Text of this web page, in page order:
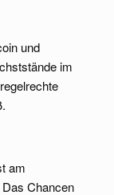
und
im
am
Chancen